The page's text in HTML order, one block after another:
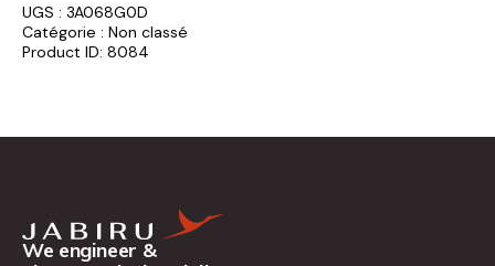
UGS : 3A068G0D
Catégorie : Non classé
Product ID: 8084
We engineer &